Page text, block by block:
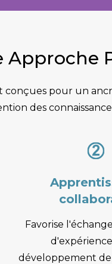
Approche
pour un
des
Favorise
développement